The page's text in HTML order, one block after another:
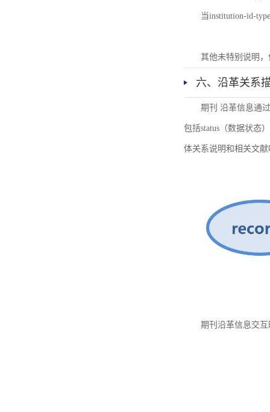
当institution-id-
其他未特别说明
六、沿革关系
期刊 沿革信息通
包括status（数据状态
体关系说明和相关文
期刊沿革信息交